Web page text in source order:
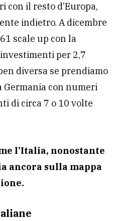
con il resto d’Europa,
indietro. A dicembre
scale up con la
per 2,7
diversa se prendiamo
Germania con numeri
di circa 7 o 10 volte
l’Italia, nonostante
ancora sulla mappa